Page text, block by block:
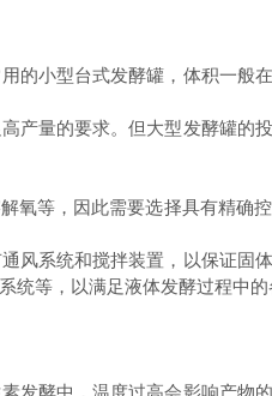
的小型台式发酵罐，体积一般
产量的要求。但大型发酵罐的
氧等，因此需要选择具有精确
风系统和搅拌装置，以保证固
等，以满足液体发酵过程中的
发酵中，温度过高会影响产物的